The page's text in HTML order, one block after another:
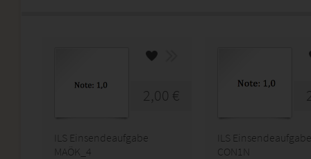
2,00 €
ILS Einsendeaufgabe
MAÖK_4
ILS Einsendeaufgabe
CON1N